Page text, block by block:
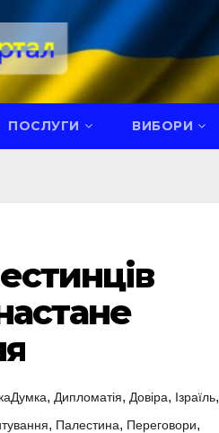
ПОСЛУГИ ВИБОРИ
, Дипломатія, Довіра, Ізраїль,
, Палестина, Переговори,